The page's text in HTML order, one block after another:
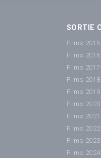
SORTIE
Films 2015
Films 2016
Films 2017
Films 2018
Films 2019
Films 2020
Films 2021
Films 2022
Films 2023
Films 2024